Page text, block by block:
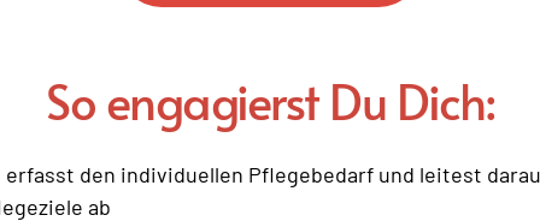
So engagierst Du Dich:
erfasst den individuellen Pflegebedarf und leitest
ab